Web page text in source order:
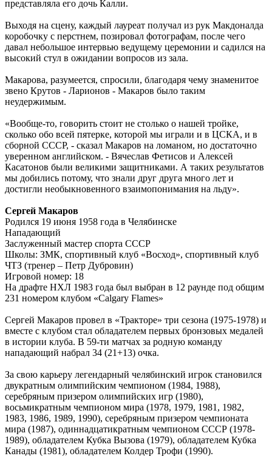
представляла его дочь Калли.
Выходя на сцену, каждый лауреат получал из рук Макдоналда
коробочку с перстнем, позировал фотографам, после чего
давал небольшое интервью ведущему церемонии и садился на
высокий стул в ожидании вопросов из зала.
Макарова, разумеется, спросили, благодаря чему знаменитое
звено Крутов - Ларионов - Макаров было таким
неудержимым.
«Вообще-то, говорить стоит не столько о нашей тройке,
сколько обо всей пятерке, которой мы играли и в ЦСКА, и в
сборной СССР, - сказал Макаров на ломаном, но достаточно
уверенном английском. - Вячеслав Фетисов и Алексей
Касатонов были великими защитниками. А таких результатов
мы добились потому, что знали друг друга много лет и
достигли необыкновенного взаимопонимания на льду».
Сергей Макаров
Родился 19 июня 1958 года в Челябинске
Нападающий
Заслуженный мастер спорта СССР
Школы: ЗМК, спортивный клуб «Восход», спортивный клуб
ЧТЗ (тренер – Петр Дубровин)
Игровой номер: 18
На драфте НХЛ 1983 года был выбран в 12 раунде под общим
231 номером клубом «Calgary Flames»
Сергей Макаров провел в «Тракторе» три сезона (1975-1978) и
вместе с клубом стал обладателем первых бронзовых медалей
в истории клуба. В 59-ти матчах за родную команду
нападающий набрал 34 (21+13) очка.
За свою карьеру легендарный челябинский игрок становился
двукратным олимпийским чемпионом (1984, 1988),
серебряным призером олимпийских игр (1980),
восьмикратным чемпионом мира (1978, 1979, 1981, 1982,
1983, 1986, 1989, 1990), серебряным призером чемпионата
мира (1987), одиннадцатикратным чемпионом СССР (1978-
1989), обладателем Кубка Вызова (1979), обладателем Кубка
Канады (1981), обладателем Колдер Трофи (1990).